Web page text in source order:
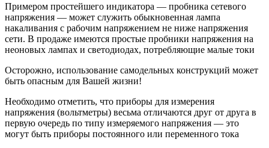
Примером простейшего индикатора — пробника сетевого
напряжения — может служить обыкновенная лампа
накаливания с рабочим напряжением не ниже напряжения
сети. В продаже имеются простые пробники напряжения на
неоновых лампах и светодиодах, потребляющие малые токи
Осторожно, использование самодельных конструкций может
быть опасным для Вашей жизни!
Необходимо отметить, что приборы для измерения
напряжения (вольтметры) весьма отличаются друг от друга в
первую очередь по типу измеряемого напряжения — это
могут быть приборы постоянного или переменного тока